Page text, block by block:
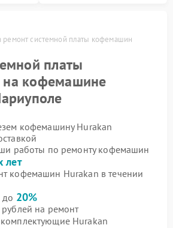
системной платы кофемашин
платы
кофемашине
кофемашину Hurakan
работы по ремонту кофемашин
лет
кофемашин Hurakan в течении
до 20%
на ремонт
Hurakan